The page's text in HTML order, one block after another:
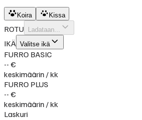
Koira Kissa
ROTU Ladataan...
IKÄ Valitse ikä
FURRO BASIC
-- €
keskimäärin / kk
FURRO PLUS
-- €
keskimäärin / kk
Laskuri